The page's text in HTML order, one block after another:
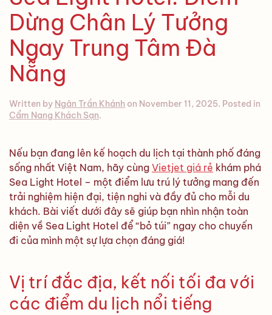
Dừng Chân Lý Tưởng
Ngay Trung Tâm Đà
Nẵng
Written by Ngân Trần Khánh on November 11, 2025. Posted in
Cẩm Nang Khách Sạn.
Nếu bạn đang lên kế hoạch du lịch tại thành phố đáng
sống nhất Việt Nam, hãy cùng Vietjet giá rẻ khám phá
Sea Light Hotel – một điểm lưu trú lý tưởng mang đến
trải nghiệm hiện đại, tiện nghi và đầy đủ cho mỗi du
khách. Bài viết dưới đây sẽ giúp bạn nhìn nhận toàn
diện về Sea Light Hotel để “bỏ túi” ngay cho chuyến
đi của mình một sự lựa chọn đáng giá!
Vị trí đắc địa, kết nối tối đa với
các điểm du lịch nổi tiếng